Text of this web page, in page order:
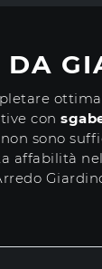
DA
con
sono
affabilità